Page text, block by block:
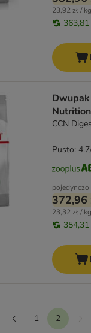
23,92 zł / kg
363,81
Dwupak
Nutrition
CCN
pojedynczo
372,96
23,32 zł / kg
354,31
Pusto:
1 2 Dalej